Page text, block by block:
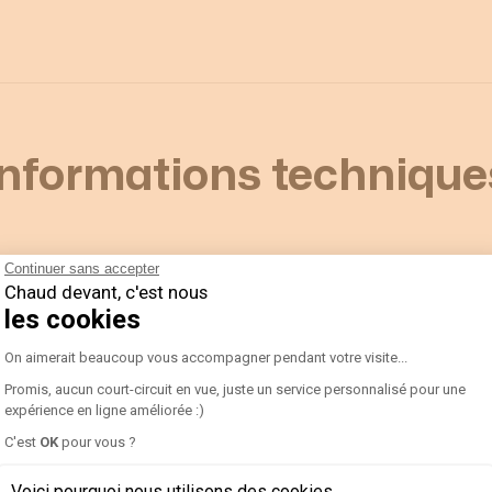
Continuer sans accepter
Chaud devant, c'est nous
les cookies
Plateforme de Gestion du
On aimerait beaucoup vous accompagner pendant votre visite...
Promis, aucun court-circuit en vue, juste un service personnalisé pour une
expérience en ligne améliorée :)
C'est OK pour vous ?